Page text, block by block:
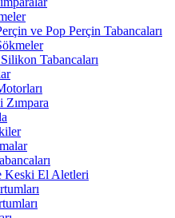
ve Pop Perçin Tabancaları
Tabancaları
Zımpara
Keski El Aletleri